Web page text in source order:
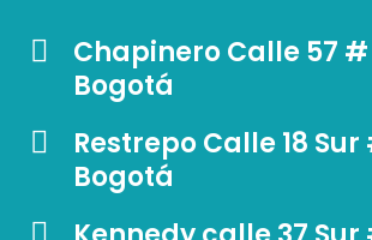
Chapinero Calle 57 #
Bogotá
Restrepo Calle 18
Bogotá